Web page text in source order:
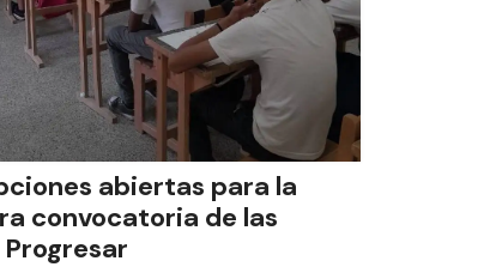
abiertas para la
convocatoria de las